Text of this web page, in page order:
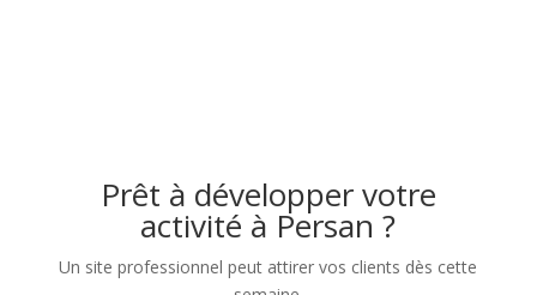
Prêt à développer votre
activité à Persan ?
Un site professionnel peut attirer vos clients dès cette